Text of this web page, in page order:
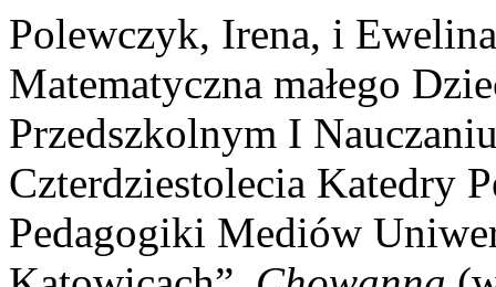
Polewczyk, Irena, i
Matematyczna małego
Przedszkolnym I
Czterdziestolecia Katedry
Pedagogiki Mediów